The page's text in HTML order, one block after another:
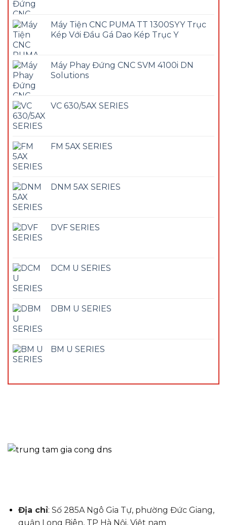
Máy Tiện CNC PUMA TT 1300SYY Trục
Kép Với Đầu Gá Dao Kép Trục Y
Máy Phay Đứng CNC SVM 4100i DN
Solutions
VC 630/5AX SERIES
FM 5AX SERIES
DNM 5AX SERIES
DVF SERIES
DCM U SERIES
DBM U SERIES
BM U SERIES
Địa chỉ: Số 285A Ngô Gia Tự, phường Đức Giang,
quận Long Biên, TP Hà Nội, Việt nam